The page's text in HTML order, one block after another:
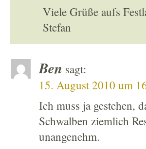
Viele Grüße aufs
Stefan
Ben sagt:
15. August 2010 um
Ich muss ja gestehen,
Schwalben ziemlich
unangenehm.